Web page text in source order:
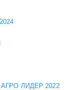
ЛИДЕР 2022